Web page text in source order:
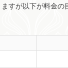
すが以下が料金の